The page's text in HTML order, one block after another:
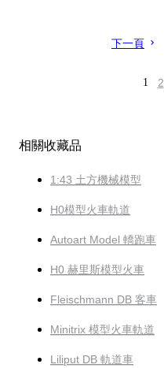
下一頁
1 2
相關收藏品
1:43 土方機械模型
H0模型火車軌道
Autoart Model 轎跑車
H0 赫里斯模型火車
Fleischmann DB 客車
Minitrix 模型火車軌道
Liliput DB 軌道車